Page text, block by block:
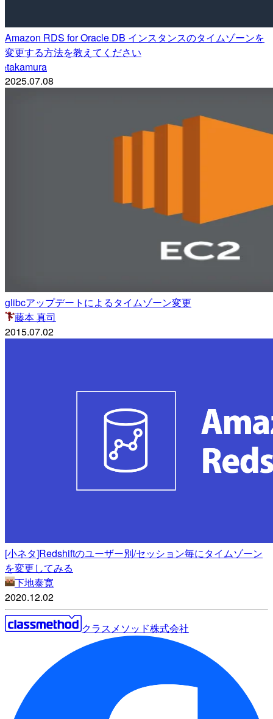
Amazon RDS for Oracle DB インスタンスのタイムゾーンを
変更する方法を教えてください
ttakamura
2025.07.08
glibcアップデートによるタイムゾーン変更
藤本 真司
2015.07.02
[小ネタ]Redshiftのユーザー別/セッション毎にタイムゾーン
を変更してみる
下地泰寛
2020.12.02
クラスメソッド株式会社